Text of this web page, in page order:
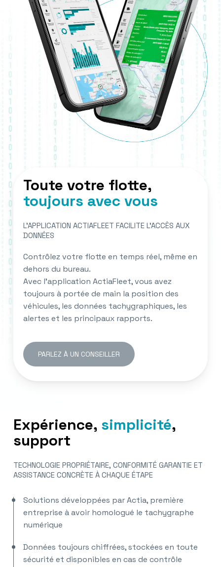
Toute votre flotte,
toujours avec vous
L’APPLICATION ACTIAFLEET FACILITE L’ACCÈS AUX
DONNÉES
Contrôlez votre flotte en temps réel, même en
dehors du bureau.
Avec l’application ActiaFleet, vous avez
toujours à portée de main la position des
véhicules, les données tachygraphiques, les
alertes et les principaux rapports.
PARLEZ À UN CONSEILLER
Expérience, simplicité,
support
TECHNOLOGIE PROPRIÉTAIRE, CONFORMITÉ GARANTIE ET
ASSISTANCE CONCRÈTE À CHAQUE ÉTAPE
Solutions développées par Actia, première
entreprise à avoir homologué le tachygraphe
numérique
Données toujours chiffrées, stockées en toute
sécurité et disponibles en cas de contrôle